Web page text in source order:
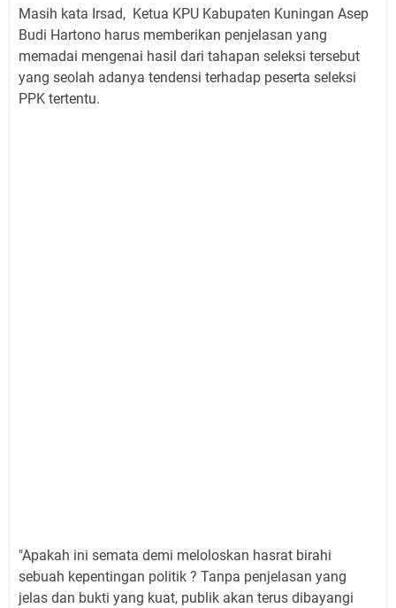
Masih kata Irsad, Ketua KPU Kabupaten Kuningan Asep
Budi Hartono harus memberikan penjelasan yang
memadai mengenai hasil dari tahapan seleksi tersebut
yang seolah adanya tendensi terhadap peserta seleksi
PPK tertentu.
"Apakah ini semata demi meloloskan hasrat birahi
sebuah kepentingan politik ? Tanpa penjelasan yang
jelas dan bukti yang kuat, publik akan terus dibayangi